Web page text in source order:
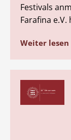
Festivals
Farafina
Weiter lesen